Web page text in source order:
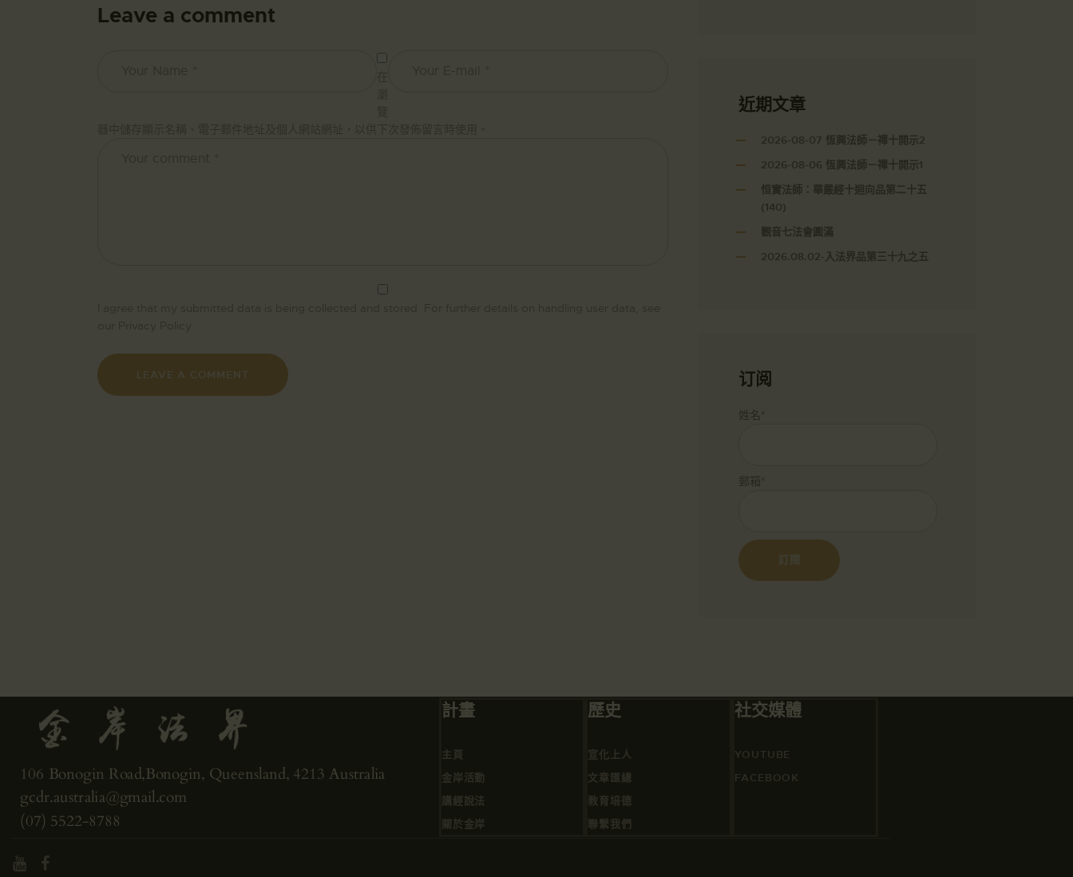
Leave a comment
近期文章
2026-08-07 恆興法師－禪十開示2
2026-08-06 恆興法師－禪十開示1
恒實法師：華嚴經十迴向品第二十五
(140)
觀音七法會圓滿
2026.08.02-入法界品第三十九之五
订阅
姓名*
郵箱*
106 Bonogin Road,Bonogin, Queensland, 4213 Australia
gcdr.australia@gmail.com
(07) 5522-8788
計畫
主頁
金岸活動
講經說法
關於金岸
歷史
宣化上人
文章匯總
教育培德
聯繫我們
社交媒體
YOUTUBE
FACEBOOK